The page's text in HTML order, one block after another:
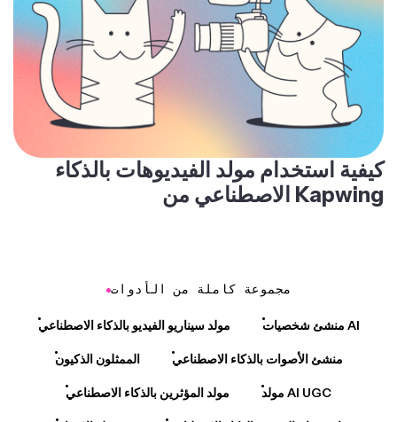
كيفية استخدام مولد الفيديوهات بالذكاء
الاصطناعي من Kapwing
مجموعة كاملة من الأدوات
مولد سيناريو الفيديو بالذكاء الاصطناعي منشئ شخصيات AI
الممثلون الذكيون منشئ الأصوات بالذكاء الاصطناعي
مولد المؤثرين بالذكاء الاصطناعي مولد AI UGC